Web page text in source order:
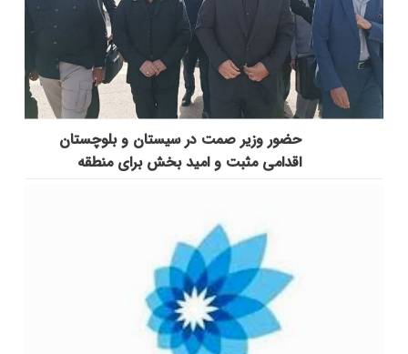
حضور وزیر صمت در سیستان و بلوچستان
اقدامی مثبت و امید بخش برای منطقه